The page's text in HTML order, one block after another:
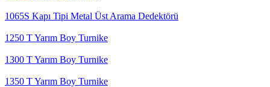
1065S Kapı Tipi Metal Üst Arama Dedektörü
1250 T Yarım Boy Turnike
1300 T Yarım Boy Turnike
1350 T Yarım Boy Turnike